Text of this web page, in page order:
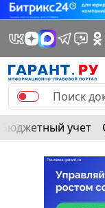
Бюджетный учет